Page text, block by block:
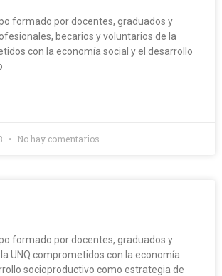
formado por docentes, graduados y
becarios y voluntarios de la
con la economía social y el desarrollo
No hay comentarios
formado por docentes, graduados y
UNQ comprometidos con la economía
socioproductivo como estrategia de